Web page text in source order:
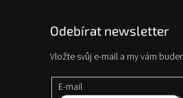
Odebírat newsletter
Vložte svůj e-mail a my vám
E-mail